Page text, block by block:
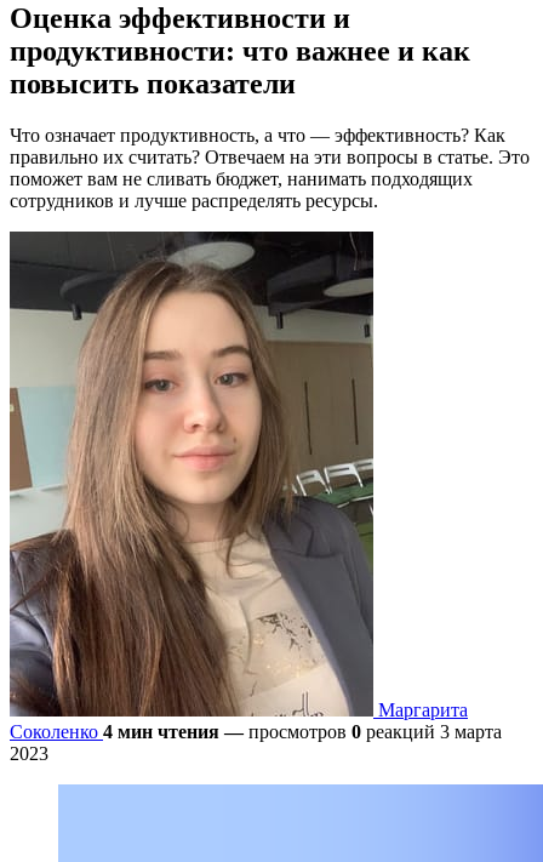
Оценка эффективности и
продуктивности: что важнее и как
повысить показатели
Что означает продуктивность, а что — эффективность? Как
правильно их считать? Отвечаем на эти вопросы в статье. Это
поможет вам не сливать бюджет, нанимать подходящих
сотрудников и лучше распределять ресурсы.
Маргарита
Соколенко 4 мин чтения —просмотров 0 реакций 3 марта
2023